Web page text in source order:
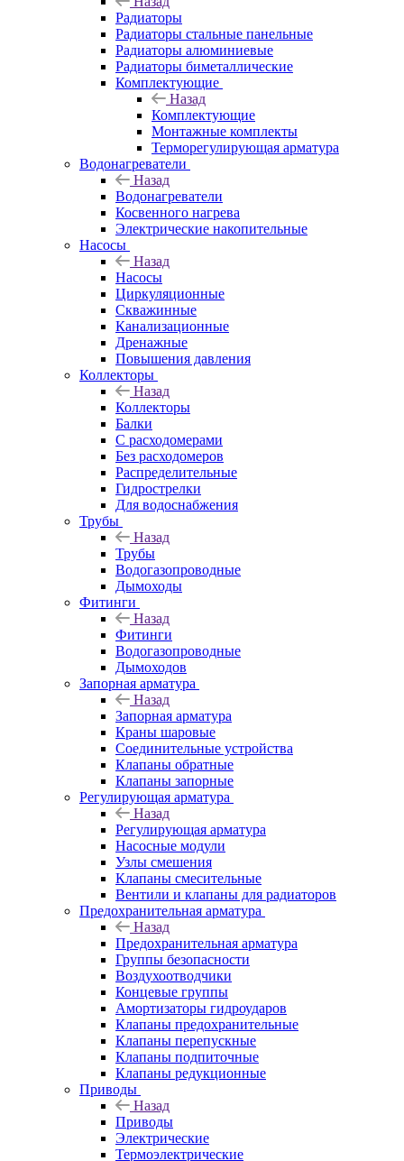
Радиаторы
Радиаторы стальные панельные
Радиаторы алюминиевые
Радиаторы биметаллические
Комплектующие
Назад
Комплектующие
Монтажные комплекты
Терморегулирующая арматура
Водонагреватели
Назад
Водонагреватели
Косвенного нагрева
Электрические накопительные
Насосы
Назад
Насосы
Циркуляционные
Скважинные
Канализационные
Дренажные
Повышения давления
Коллекторы
Назад
Коллекторы
Балки
С расходомерами
Без расходомеров
Распределительные
Гидрострелки
Для водоснабжения
Трубы
Назад
Трубы
Водогазопроводные
Дымоходы
Фитинги
Назад
Фитинги
Водогазопроводные
Дымоходов
Запорная арматура
Назад
Запорная арматура
Краны шаровые
Соединительные устройства
Клапаны обратные
Клапаны запорные
Регулирующая арматура
Назад
Регулирующая арматура
Насосные модули
Узлы смешения
Клапаны смесительные
Вентили и клапаны для радиаторов
Предохранительная арматура
Назад
Предохранительная арматура
Группы безопасности
Воздухоотводчики
Концевые группы
Амортизаторы гидроударов
Клапаны предохранительные
Клапаны перепускные
Клапаны подпиточные
Клапаны редукционные
Приводы
Назад
Приводы
Электрические
Термоэлектрические